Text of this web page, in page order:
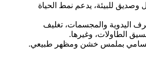
وصديق للبيئة، يدعم نمط الحياة
اليدوية والمجسمات، تغليف
تنسيق الطاولات، وغيرها.
بملمس خشن ومظهر طبيعي.